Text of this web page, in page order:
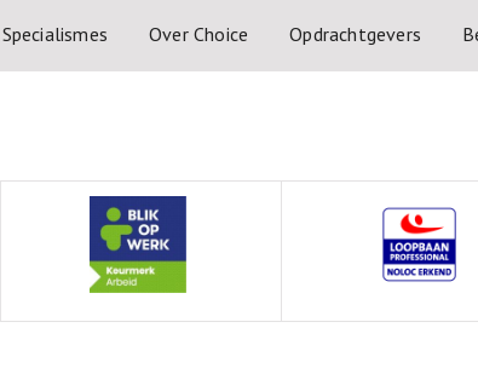
Specialismes Over Choice Opdrachtgevers